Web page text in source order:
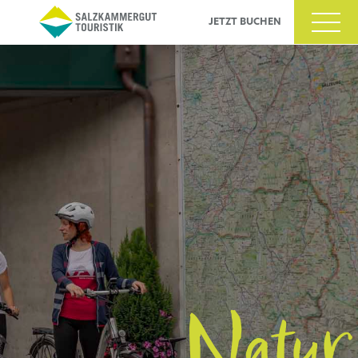
JETZT BUCHEN